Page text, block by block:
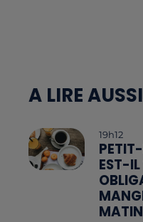
A LIRE
19h12
PETIT-
EST-